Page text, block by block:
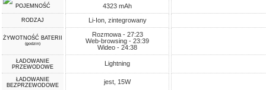
POJEMNOŚĆ 4323 mAh
RODZAJ Li-Ion, zintegrowany
ŻYWOTNOŚĆ BATERII
(godzin)
Rozmowa - 27:23
Web-browsing - 23:39
Wideo - 24:38
ŁADOWANIE
PRZEWODOWE
Lightning
ŁADOWANIE
BEZPRZEWODOWE
jest, 15W